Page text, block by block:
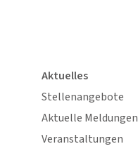
Aktuelles
Stellenangebote
Aktuelle Meldungen
Veranstaltungen